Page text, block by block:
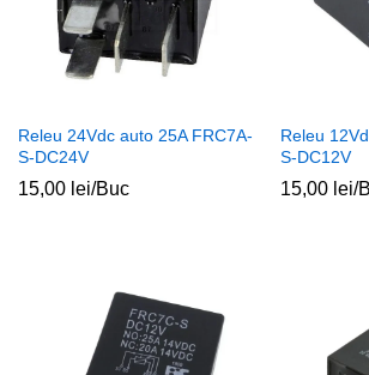
Releu 24Vdc auto 25A FRC7A-
S-DC24V
15,00 lei/Buc
Releu
S-DC12V
15,00 lei/